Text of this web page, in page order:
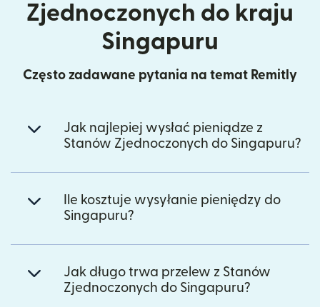
Zjednoczonych do kraju
Singapuru
Często zadawane pytania na temat Remitly
Jak najlepiej wysłać pieniądze z
Stanów Zjednoczonych do Singapuru?
Ile kosztuje wysyłanie pieniędzy do
Singapuru?
Jak długo trwa przelew z Stanów
Zjednoczonych do Singapuru?